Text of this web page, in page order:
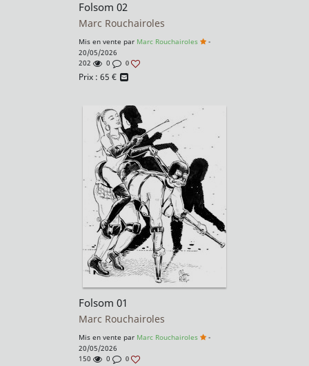
Folsom 02
Marc Rouchairoles
Mis en vente par Marc Rouchairoles
-
20/05/2026
202
0 0
Prix : 65 €
Folsom 01
Marc Rouchairoles
Mis en vente par Marc Rouchairoles
-
20/05/2026
150
0 0